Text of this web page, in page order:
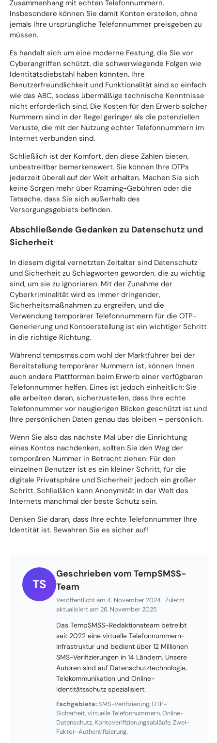
Zusammenhang mit echten Telefonnummern.
Insbesondere können Sie damit Konten erstellen, ohne
jemals Ihre ursprüngliche Telefonnummer preisgeben zu
müssen.
Es handelt sich um eine moderne Festung, die Sie vor
Cyberangriffen schützt, die schwerwiegende Folgen wie
Identitätsdiebstahl haben könnten. Ihre
Benutzerfreundlichkeit und Funktionalität sind so einfach
wie das ABC, sodass übermäßige technische Kenntnisse
nicht erforderlich sind. Die Kosten für den Erwerb solcher
Nummern sind in der Regel geringer als die potenziellen
Verluste, die mit der Nutzung echter Telefonnummern im
Internet verbunden sind.
Schließlich ist der Komfort, den diese Zahlen bieten,
unbestreitbar bemerkenswert. Sie können Ihre OTPs
jederzeit überall auf der Welt erhalten. Machen Sie sich
keine Sorgen mehr über Roaming-Gebühren oder die
Tatsache, dass Sie sich außerhalb des
Versorgungsgebiets befinden.
Abschließende Gedanken zu Datenschutz und
Sicherheit
In diesem digital vernetzten Zeitalter sind Datenschutz
und Sicherheit zu Schlagworten geworden, die zu wichtig
sind, um sie zu ignorieren. Mit der Zunahme der
Cyberkriminalität wird es immer dringender,
Sicherheitsmaßnahmen zu ergreifen, und die
Verwendung temporärer Telefonnummern für die OTP-
Generierung und Kontoerstellung ist ein wichtiger Schritt
in die richtige Richtung.
Während tempsmss.com wohl der Marktführer bei der
Bereitstellung temporärer Nummern ist, können Ihnen
auch andere Plattformen beim Erwerb einer verfügbaren
Telefonnummer helfen. Eines ist jedoch einheitlich: Sie
alle arbeiten daran, sicherzustellen, dass Ihre echte
Telefonnummer vor neugierigen Blicken geschützt ist und
Ihre persönlichen Daten genau das bleiben – persönlich.
Wenn Sie also das nächste Mal über die Einrichtung
eines Kontos nachdenken, sollten Sie den Weg der
temporären Nummer in Betracht ziehen. Für den
einzelnen Benutzer ist es ein kleiner Schritt, für die
digitale Privatsphäre und Sicherheit jedoch ein großer
Schritt. Schließlich kann Anonymität in der Welt des
Internets manchmal der beste Schutz sein.
Denken Sie daran, dass Ihre echte Telefonnummer Ihre
Identität ist. Bewahren Sie es sicher auf!
TS
Geschrieben vom TempSMSS-
Team
Veröffentlicht am 4. November 2024 · Zuletzt
aktualisiert am 26. November 2025
Das TempSMSS-Redaktionsteam betreibt
seit 2022 eine virtuelle Telefonnummern-
Infrastruktur und bedient über 12 Millionen
SMS-Verifizierungen in 14 Ländern. Unsere
Autoren sind auf Datenschutztechnologie,
Telekommunikation und Online-
Identitätsschutz spezialisiert.
Fachgebiete:SMS-Verifizierung, OTP-
Sicherheit, virtuelle Telefonnummern, Online-
Datenschutz, Kontoverifizierungsabläufe, Zwei-
Faktor-Authentifizierung.